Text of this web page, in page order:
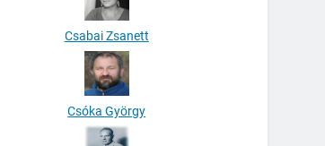
Csabai Zsanett
Csóka György